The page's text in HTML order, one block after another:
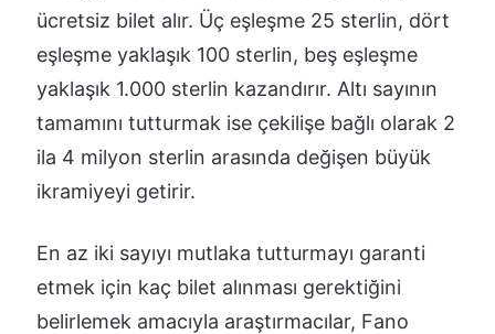
ücretsiz bilet alır. Üç eşleşme 25 sterlin, dört
eşleşme yaklaşık 100 sterlin, beş eşleşme
yaklaşık 1.000 sterlin kazandırır. Altı sayının
tamamını tutturmak ise çekilişe bağlı olarak 2
ila 4 milyon sterlin arasında değişen büyük
ikramiyeyi getirir.
En az iki sayıyı mutlaka tutturmayı garanti
etmek için kaç bilet alınması gerektiğini
belirlemek amacıyla araştırmacılar, Fano